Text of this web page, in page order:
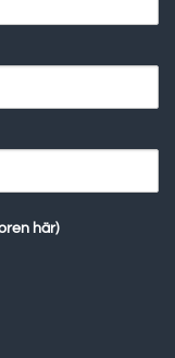
här)